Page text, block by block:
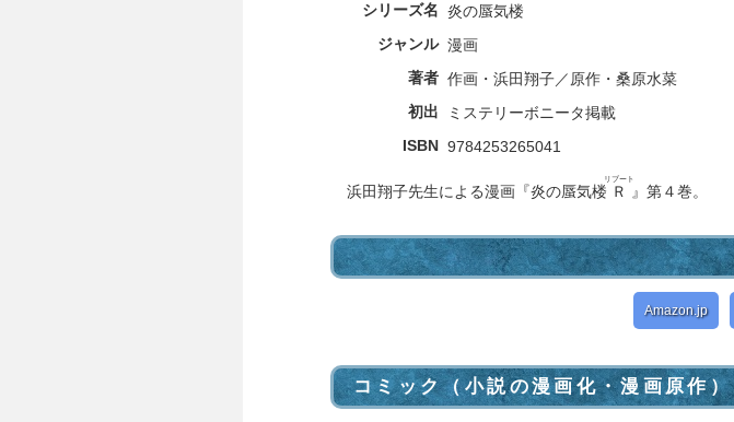
シリーズ名 炎の蜃気楼
ジャンル 漫画
著者 作画・浜田翔子／原作・桑原水菜
初出
ミステリーボニータ掲載
ISBN 9784253265041
浜田翔子先生による漫画『炎の蜃気楼 Ｒ
リブート
』第４巻。
Amazon.jp
コミック（小説の漫画化・漫画原作）